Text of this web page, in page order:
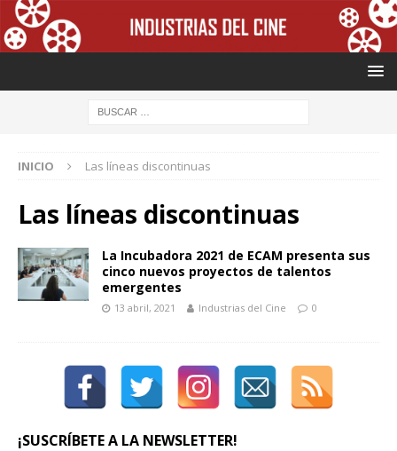
INICIO Las líneas discontinuas
Las líneas discontinuas
La Incubadora 2021 de ECAM presenta sus
cinco nuevos proyectos de talentos
emergentes
13 abril, 2021 Industrias del Cine 0
¡SUSCRÍBETE A LA NEWSLETTER!